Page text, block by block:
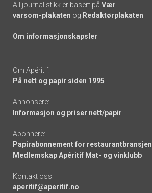
All journalistikk er basert på Vær
varsom-plakaten og Redaktørplakaten
Om informasjonskapsler
Om Apéritif:
På nett og papir siden 1995
Annonsere:
Informasjon og priser nett/papir
Abonnere:
Papirabonnement for restaurantbransjen
Medlemskap Apéritif Mat- og vinklubb
Kontakt oss:
aperitif@aperitif.no